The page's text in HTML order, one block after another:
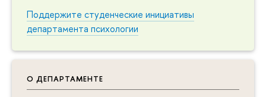
Поддержите студенческие инициативы
департамента психологии
О ДЕПАРТАМЕНТЕ